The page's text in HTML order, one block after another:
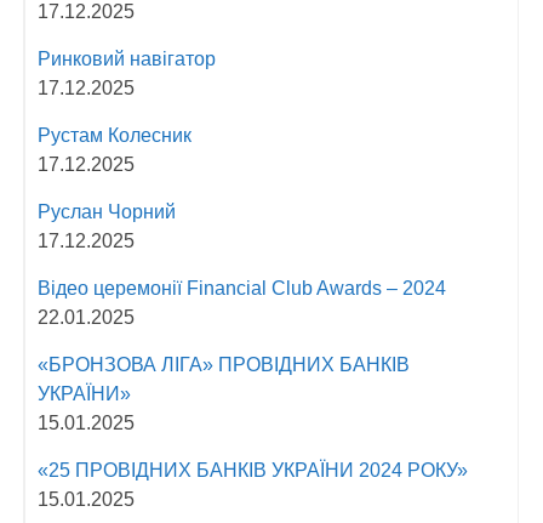
17.12.2025
Ринковий навігатор
17.12.2025
Рустам Колесник
17.12.2025
Руслан Чорний
17.12.2025
Відео церемонії Fіnancial Сlub Awards – 2024
22.01.2025
«БРОНЗОВА ЛІГА» ПРОВІДНИХ БАНКІВ
УКРАЇНИ»
15.01.2025
«25 ПРОВІДНИХ БАНКІВ УКРАЇНИ 2024 РОКУ»
15.01.2025